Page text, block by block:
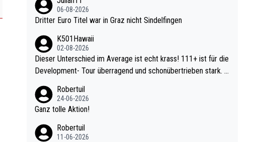
06-08-2026
Dritter Euro Titel war in Graz nicht Sindelfingen
K501Hawaii
02-08-2026
Dieser Unterschied im Average ist echt krass! 111+ ist für die
Development- Tour überragend und schonübertrieben stark. U
e mal 40+ erst recht. Da gewinnst keinen Blumentopf - ist ja n
och krasser wie ein Pokalspiel eines Kreisligisten vs einem Bu
Robertuil
24-06-2026
Ganz tolle Aktion!
Robertuil
11-06-2026